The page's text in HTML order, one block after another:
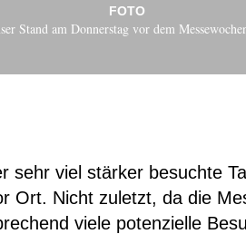
FOTO
Stand am Donnerstag vor dem
sehr viel stärker besuchte
Ort. Nicht zuletzt, da die
viele potenzielle